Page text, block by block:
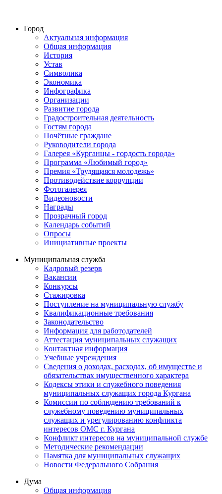
Город
Актуальная информация
Общая информация
История
Устав
Символика
Экономика
Инфографика
Организации
Развитие города
Градостроительная деятельность
Гостям города
Почётные граждане
Руководители города
Галерея «Курганцы - гордость города»
Программа «Любимый город»
Премия «Трудящаяся молодежь»
Противодействие коррупции
Фотогалерея
Видеоновости
Награды
Прозрачный город
Календарь событий
Опросы
Инициативные проекты
Муниципальная служба
Кадровый резерв
Вакансии
Конкурсы
Стажировка
Поступление на муниципальную службу
Квалификационные требования
Законодательство
Информация для работодателей
Аттестация муниципальных служащих
Контактная информация
Учебные учреждения
Сведения о доходах, расходах, об имуществе и
обязательствах имущественного характера
Кодексы этики и служебного поведения
муниципальных служащих города Кургана
Комиссии по соблюдению требований к
служебному поведению муниципальных
служащих и урегулированию конфликта
интересов ОМС г. Кургана
Конфликт интересов на муниципальной службе
Методические рекомендации
Памятка для муниципальных служащих
Новости Федерального Cобрания
Дума
Общая информация